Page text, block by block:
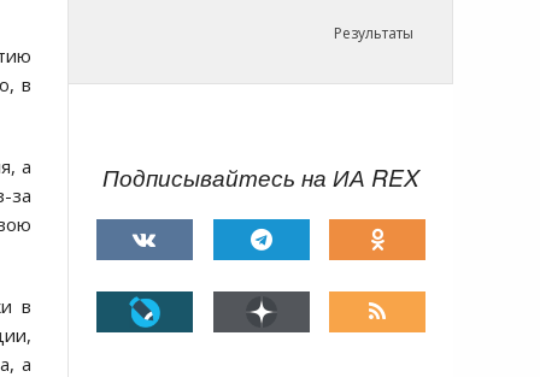
в
а
за
в
а
Результаты
Подписывайтесь на ИА REX